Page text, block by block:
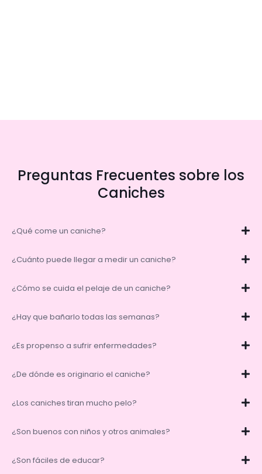
Preguntas Frecuentes sobre los
Caniches
¿Qué come un caniche?
¿Cuánto puede llegar a medir un caniche?
¿Cómo se cuida el pelaje de un caniche?
¿Hay que bañarlo todas las semanas?
¿Es propenso a sufrir enfermedades?
¿De dónde es originario el caniche?
¿Los caniches tiran mucho pelo?
¿Son buenos con niños y otros animales?
¿Son fáciles de educar?